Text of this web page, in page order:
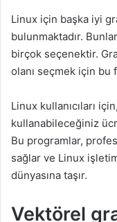
Linux için başka iyi
bulunmaktadır.
birçok seçenektir.
olanı seçmek için bu
Linux kullanıcıları
kullanabileceğiniz
Bu programlar,
sağlar ve Linux
dünyasına taşır.
Vektörel